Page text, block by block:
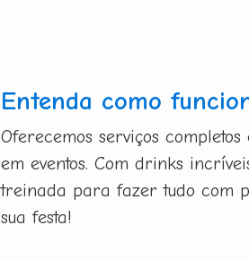
Entenda como
Oferecemos serviços
em eventos. Com drinks
treinada para fazer tudo com
sua festa!